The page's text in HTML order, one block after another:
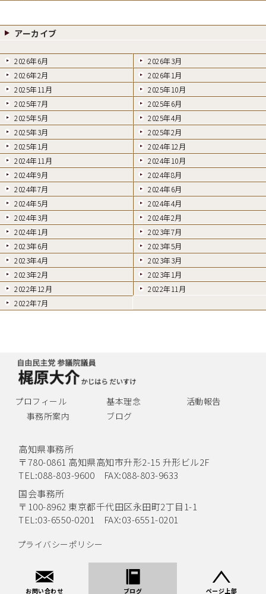
アーカイブ
2026年6月
2026年3月
2026年2月
2026年1月
2025年11月
2025年10月
2025年7月
2025年6月
2025年5月
2025年4月
2025年3月
2025年2月
2025年1月
2024年12月
2024年11月
2024年10月
2024年9月
2024年8月
2024年7月
2024年6月
2024年5月
2024年4月
2024年3月
2024年2月
2024年1月
2023年7月
2023年6月
2023年5月
2023年4月
2023年3月
2023年2月
2023年1月
2022年12月
2022年11月
2022年7月
プロフィール 基本理念
活動報告
事務所案内
ブログ
高知県事務所
〒780-0861 高知県高知市升形2-15 升形ビル2F
TEL:088-803-9600 FAX:088-803-9633
国会事務所
〒100-8962 東京都千代田区永田町2丁目1-1
TEL:03-6550-0201 FAX:03-6551-0201
プライバシーポリシー
©自由民主党 参議院議員 梶原大介 . All Rights Reserved.
お問い合わせ ブログ ページ上部